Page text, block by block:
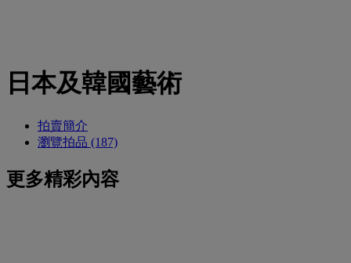
日本及韓國藝術
拍賣簡介
瀏覽拍品 (187)
更多精彩內容